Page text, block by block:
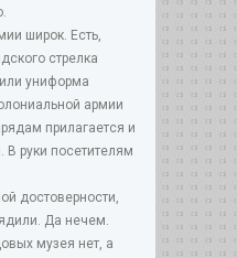
широк. Есть,
стрелка
униформа
армии
прилагается и
В руки посетителям
достоверности,
Да нечем.
музея нет, а